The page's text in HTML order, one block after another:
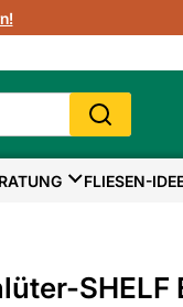
FLIESEN-
SHELF